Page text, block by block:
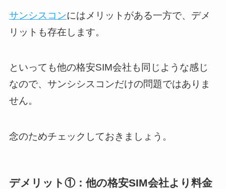
サンシスコンにはメリットがある一方で、デメ
リットも存在します。
といっても他の格安SIM会社も同じような感じ
なので、サンシシスコンだけの問題ではありま
せん。
念のためチェックしておきましょう。
デメリット①： 他の格安SIM会社より料金